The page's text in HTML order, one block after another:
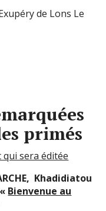
de Lons Le
primés
sera éditée
Khadidiatou
« Bienvenue au